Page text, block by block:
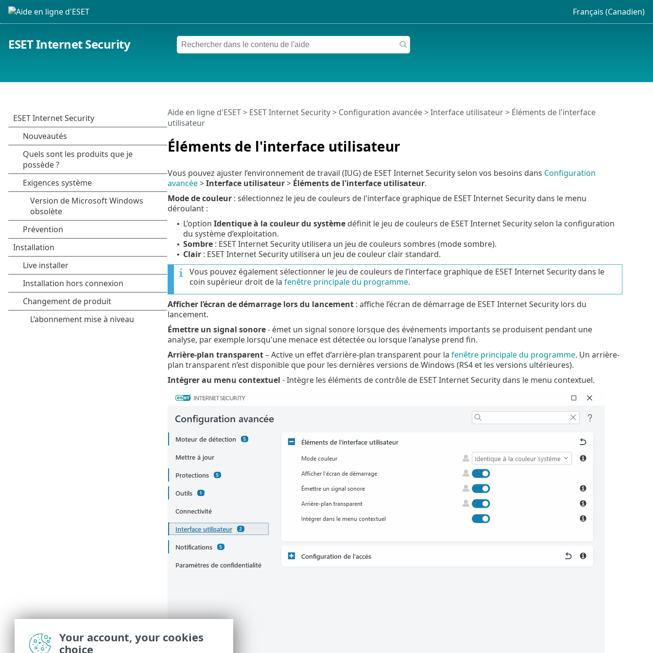
Français (Canadien)
ESET Internet Security
Éléments de l'interface utilisateur
Aide en ligne d'ESET> ESET Internet Security> Configuration avancée>Interface utilisateur> Éléments de l'interface
utilisateur
Vous pouvez ajuster l’environnement de travail (IUG) de ESET Internet Security selon vos besoins dans Configuration
avancée>Interface utilisateur> Éléments de l'interface utilisateur.
Mode de couleur: sélectionnez le jeu de couleurs de l'interface graphique de ESET Internet Security dans le menu
déroulant :
• L’option Identique à la couleur du systèmedéfinit le jeu de couleurs de ESET Internet Security selon la configuration
du système d’exploitation.
• Sombre: ESET Internet Security utilisera un jeu de couleurs sombres (mode sombre).
• Clair: ESET Internet Security utilisera un jeu de couleur clair standard.
Vous pouvez également sélectionner le jeu de couleurs de l’interface graphique de ESET Internet Security dans le
coin supérieur droit de la fenêtre principale du programme.
Afficher l’écran de démarrage lors du lancement: affiche l’écran de démarrage de ESET Internet Security lors du
lancement.
Émettre un signal sonore- émet un signal sonore lorsque des événements importants se produisent pendant une
analyse, par exemple lorsqu'une menace est détectée ou lorsque l'analyse prend fin.
Arrière-plan transparent– Active un effet d’arrière-plan transparent pour la fenêtre principale du programme. Un arrière-
plan transparent n’est disponible que pour les dernières versions de Windows (RS4 et les versions ultérieures).
Intégrer au menu contextuel - Intègre les éléments de contrôle de ESET Internet Security dans le menu contextuel.
Your account, your cookies
choice